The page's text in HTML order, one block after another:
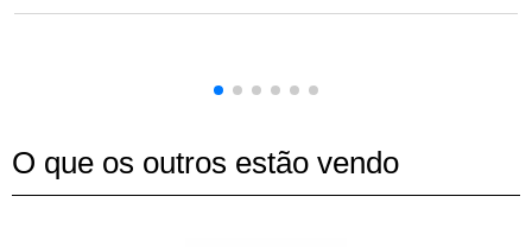
O que os outros estão vendo